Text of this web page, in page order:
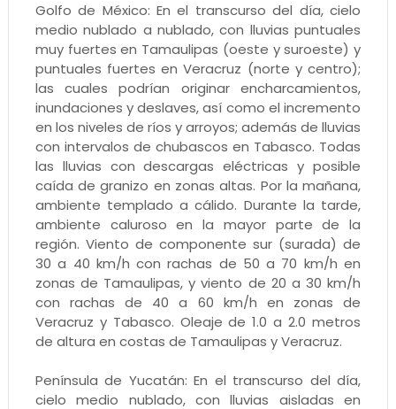
Golfo de México: En el transcurso del día, cielo
medio nublado a nublado, con lluvias puntuales
muy fuertes en Tamaulipas (oeste y suroeste) y
puntuales fuertes en Veracruz (norte y centro);
las cuales podrían originar encharcamientos,
inundaciones y deslaves, así como el incremento
en los niveles de ríos y arroyos; además de lluvias
con intervalos de chubascos en Tabasco. Todas
las lluvias con descargas eléctricas y posible
caída de granizo en zonas altas. Por la mañana,
ambiente templado a cálido. Durante la tarde,
ambiente caluroso en la mayor parte de la
región. Viento de componente sur (surada) de
30 a 40 km/h con rachas de 50 a 70 km/h en
zonas de Tamaulipas, y viento de 20 a 30 km/h
con rachas de 40 a 60 km/h en zonas de
Veracruz y Tabasco. Oleaje de 1.0 a 2.0 metros
de altura en costas de Tamaulipas y Veracruz.
Península de Yucatán: En el transcurso del día,
cielo medio nublado, con lluvias aisladas en